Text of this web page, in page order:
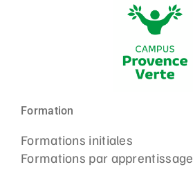
Formation
Formations initiales
Formations par apprentissage